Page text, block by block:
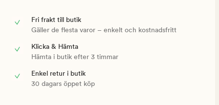
Fri frakt till butik
Gäller de flesta varor – enkelt och kostnadsfritt
Klicka & Hämta
Hämta i butik efter 3 timmar
Enkel retur i butik
30 dagars öppet köp